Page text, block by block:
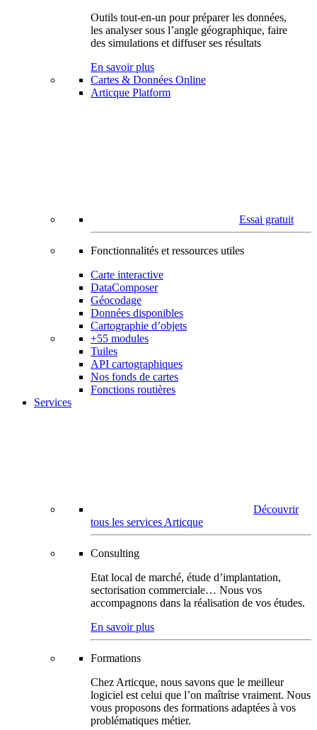
Outils tout-en-un pour préparer les données,
les analyser sous l’angle géographique, faire
des simulations et diffuser ses résultats
En savoir plus
Cartes & Données Online
Articque Platform
Essai gratuit
Fonctionnalités et ressources utiles
Carte interactive
DataComposer
Géocodage
Données disponibles
Cartographie d’objets
+55 modules
Tuiles
API cartographiques
Nos fonds de cartes
Fonctions routières
Services
Découvrir
tous les services Articque
Consulting
Etat local de marché, étude d’implantation,
sectorisation commerciale… Nous vos
accompagnons dans la réalisation de vos études.
En savoir plus
Formations
Chez Articque, nous savons que le meilleur
logiciel est celui que l’on maîtrise vraiment. Nous
vous proposons des formations adaptées à vos
problématiques métier.